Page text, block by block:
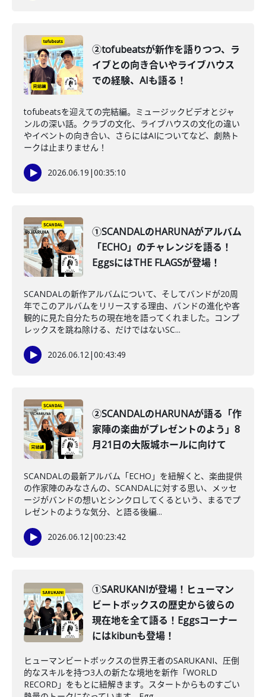
②tofubeatsが新作を語りつつ、ラ
イブとの向き合いやライブハウス
での経験、AIも語る！
tofubeatsを迎えての完結編。ミュージックビデオとジャ
ンルの深い話。クラブの文化、ライブハウスの文化の違い
やイベントの向き合い、さらにはAIについてなど、劇熱ト
ークは止まりません！
2026.06.19 |00:35:10
①SCANDALのHARUNAがアルバム
「ECHO」のチャレンジを語る！
EggsにはTHE FLAGSが登場！
SCANDALの新作アルバムについて、そしてバンドが20周
年でこのアルバムをリリースする理由、バンドの進化や客
観的に見た自分たちの現在地を語ってくれました。コンプ
レックスを跳ね除ける、だけではないSC...
2026.06.12|00:43:49
②SCANDALのHARUNAが語る「作
家陣の楽曲がプレゼントのよう」8
月21日の大阪城ホールに向けて
SCANDALの最新アルバム「ECHO」を紐解くと、楽曲提供
の作家陣のみなさんの、SCANDALに対する思い、メッセ
ージがバンドの想いとシンクロしてくるという、まるでプ
レゼントのような気分、と語る後編...
2026.06.12|00:23:42
①SARUKANIが登場！ヒューマン
ビートボックスの歴史から彼らの
現在地を全て語る！Eggsコーナー
にはkibunも登場！
ヒューマンビートボックスの世界王者のSARUKANI、圧倒
的なスキルを持つ3人の新たな境地を新作「WORLD
RECORD」をもとに紐解きます。スタートからものすごい